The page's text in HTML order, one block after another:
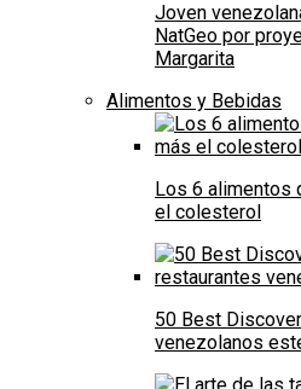
Joven
NatGeo por
Margarita
Alimentos y Bebidas
Los 6 alimentos
el colesterol
50 Best
venezolanos